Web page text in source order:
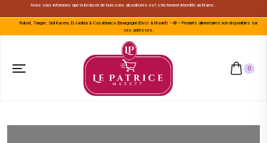
Nous vous informons que la livraison de boissons alcoolisées est strictement interdite au Maroc.
Rabat, Tanger, Sidi Kacem, El Jadida & Casablanca (Bourgogne(Elvy) & Maarif) --🚫-- Produits alimentaires non disponibles sur
ces adresses.
0